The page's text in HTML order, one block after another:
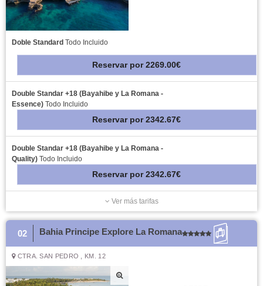
Doble Standard Todo Incluido
Reservar por 2269.00€
Double Standar +18 (Bayahibe y La Romana -
Essence) Todo Incluido
Reservar por 2342.67€
Double Standar +18 (Bayahibe y La Romana -
Quality) Todo Incluido
Reservar por 2342.67€
Ver más tarifas
02 Bahia Principe Explore La Romana
CTRA. SAN PEDRO , KM. 12